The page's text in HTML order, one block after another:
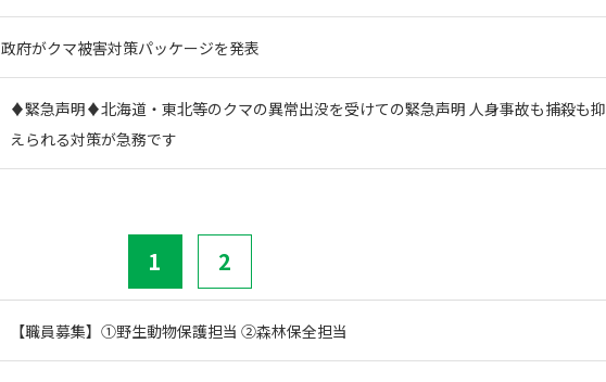
政府がクマ被害対策パッケージを発表
♦️緊急声明♦️北海道・東北等のクマの異常出没を受けての緊急声明 人身事故も捕殺も抑
えられる対策が急務です
1 2
【職員募集】①野生動物保護担当 ②森林保全担当